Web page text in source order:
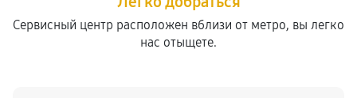
Сервисный центр расположен вблизи от метро, вы легко
нас отыщете.